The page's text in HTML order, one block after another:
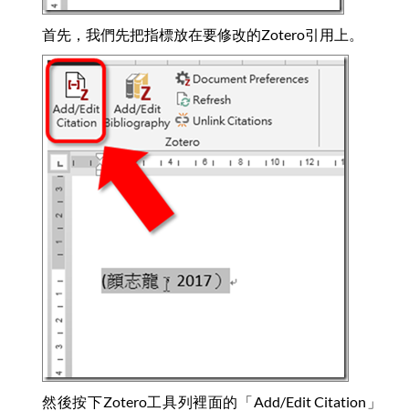
首先，我們先把指標放在要修改的Zotero引用上。
然後按下Zotero工具列裡面的「Add/Edit Citation」